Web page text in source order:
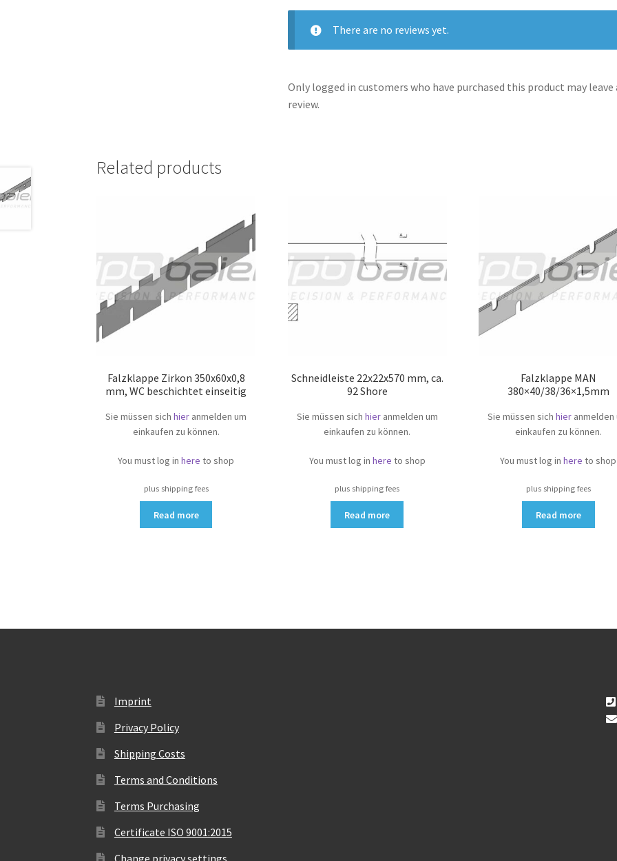
There are no reviews yet.
Only logged in customers who have purchased this product may leave
review.
Related products
Falzklappe Zirkon 350x60x0,8
mm, WC beschichtet einseitig
Sie müssen sichhier anmelden um
einkaufen zu können.
You must log inhereto shop
plus shipping fees
Read more
Schneidleiste 22x22x570 mm, ca.
92 Shore
Sie müssen sich hieranmelden um
einkaufen zu können.
You must log in here to shop
plus shipping fees
Read more
Falzklappe MAN
380×40/38/36×1,5mm
Sie müssen sichhier anmelden
einkaufen zu können.
You must log inhereto shop
plus shipping fees
Read more
Imprint
Privacy Policy
Shipping Costs
Terms and Conditions
Terms Purchasing
Certificate ISO 9001:2015